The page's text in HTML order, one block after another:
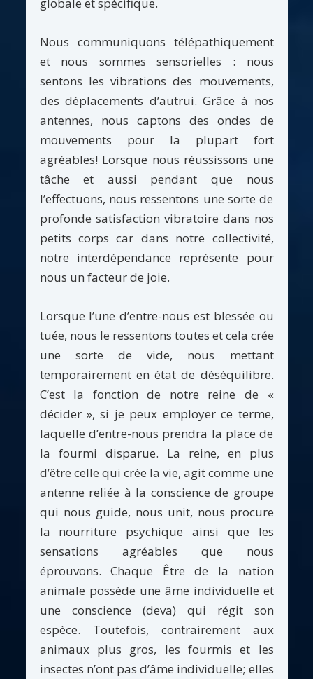
globale et spécifique.
Nous communiquons télépathiquement
et nous sommes sensorielles : nous
sentons les vibrations des mouvements,
des déplacements d’autrui. Grâce à nos
antennes, nous captons des ondes de
mouvements pour la plupart fort
agréables! Lorsque nous réussissons une
tâche et aussi pendant que nous
l’effectuons, nous ressentons une sorte de
profonde satisfaction vibratoire dans nos
petits corps car dans notre collectivité,
notre interdépendance représente pour
nous un facteur de joie.
Lorsque l’une d’entre-nous est blessée ou
tuée, nous le ressentons toutes et cela crée
une sorte de vide, nous mettant
temporairement en état de déséquilibre.
C’est la fonction de notre reine de «
décider », si je peux employer ce terme,
laquelle d’entre-nous prendra la place de
la fourmi disparue. La reine, en plus
d’être celle qui crée la vie, agit comme une
antenne reliée à la conscience de groupe
qui nous guide, nous unit, nous procure
la nourriture psychique ainsi que les
sensations agréables que nous
éprouvons. Chaque Être de la nation
animale possède une âme individuelle et
une conscience (deva) qui régit son
espèce. Toutefois, contrairement aux
animaux plus gros, les fourmis et les
insectes n’ont pas d’âme individuelle; elles